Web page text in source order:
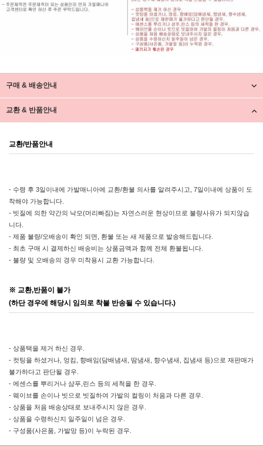
구매 & 배송안내
교환 & 반품안내
교환/반품안내
- 수령 후 3일이내에 가발매니아에 교환/환불 의사를 알려주시고, 7일이내에 상품이 도
착해야 가능합니다.
- 빗질에 의한 약간의 낙모(머리빠짐)는 자연스러운 현상이므로 불량사유가 되지않습
니다.
- 제품 불량/오배송이 확인 되면, 환불 또는 새 제품으로 발송해드립니다.
- 최초 구매 시 결제하신 배송비는 상품금액과 함께 전체 환불됩니다.
- 불량 및 오배송의 경우 미착용시 교환 가능합니다.
※ 교환,반품이 불가
(하단 경우에 해당시 임의로 착불 반송될 수 있습니다.)
- 상품택을 제거 하신 경우.
- 컷팅을 하셨거나, 엉킴, 향배임(담배냄새, 땀냄새, 향수냄새, 집냄새 등)으로 재판매가
불가하다고 판단될 경우.
- 에센스를 뿌리거나 샴푸,린스 등의 세척을 한 경우.
- 웨이브를 손이나 빗으로 빗질하여 가발의 컬링이 처음과 다른 경우.
- 상품을 처음 배송상태로 보내주시지 않은 경우.
- 상품을 수령하신지 일주일이 넘은 경우.
- 구성품(사은품, 가발망 등)이 누락된 경우.